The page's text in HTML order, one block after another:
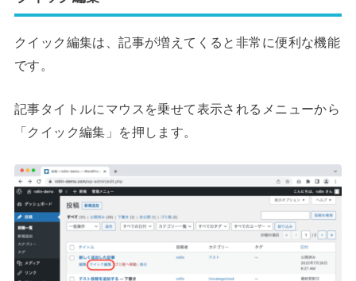
クイック編集は、記事が増えてくると非常に便利な機能
です。
記事タイトルにマウスを乗せて表示されるメニューから
「クイック編集」を押します。